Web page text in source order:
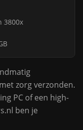
3800x
zorg verzonden.
PC of een high-
ben je